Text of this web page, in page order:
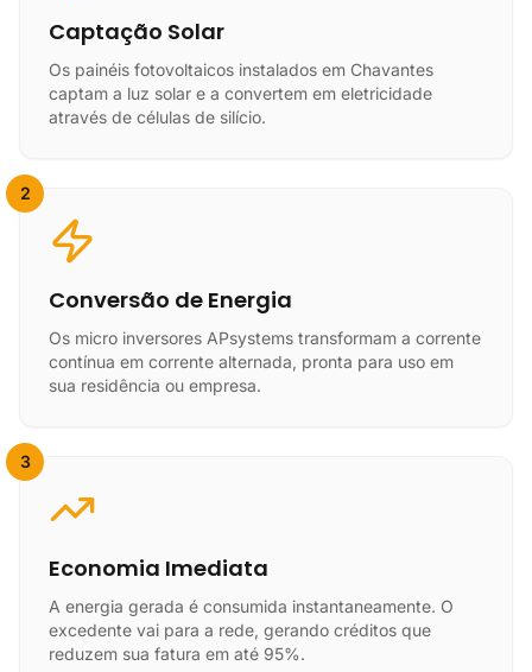
Captação Solar
Os painéis fotovoltaicos instalados em Chavantes
captam a luz solar e a convertem em eletricidade
através de células de silício.
2
Conversão de Energia
Os micro inversores APsystems transformam a corrente
contínua em corrente alternada, pronta para uso em
sua residência ou empresa.
3
Economia Imediata
A energia gerada é consumida instantaneamente. O
excedente vai para a rede, gerando créditos que
reduzem sua fatura em até 95%.